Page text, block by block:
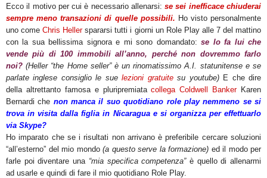
Ecco il motivo per cui è necessario allenarsi:se sei inefficace chiuderai
sempre meno transazioni di quelle possibili. Ho visto personalmente
uno comeChris Hellerspararsi tutti i giorni un Role Play alle 7 del mattino
con la sua bellissima signora e mi sono domandato:se lo fa lui che
vende più di 100 immobili all’anno, perché non dovremmo farlo
noi?(Heller “the Home seller” è un rinomatissimo A.I. statunitense e se
parlate inglese consiglio le suelezioni gratuitesu youtube) E che dire
della altrettanto famosa e pluripremiatacollega Coldwell BankerKaren
Bernardi che non manca il suo quotidiano role play nemmeno se si
trova in visita dalla figlia in Nicaragua e si organizza per effettuarlo
via Skype?
Ho imparato che se i risultati non arrivano è preferibile cercare soluzioni
“all’esterno” del mio mondo (a questo serve la formazione) ed il modo per
farle poi diventare una “mia specifica competenza” è quello di allenarmi
ad usarle e quindi di fare il mio quotidiano Role Play.